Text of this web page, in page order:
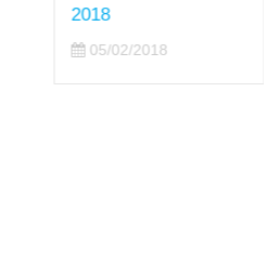
2018
05/02/2018